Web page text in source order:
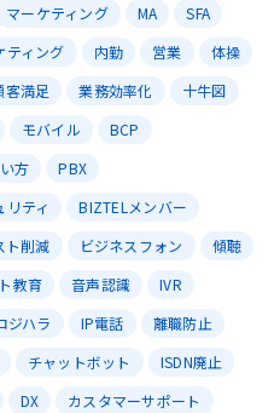
マーケティング MA
SFA
ティング 内勤 営業
体操
客満足 業務効率化
十牛図
モバイル
BCP
方
PBX
リティ
BIZTELメンバー
ト削減 ビジネスフォン
傾聴
教育 音声認識
IVR
ジハラ IP電話
離職防止
チャットボット
ISDN廃止
DX
カスタマーサポート